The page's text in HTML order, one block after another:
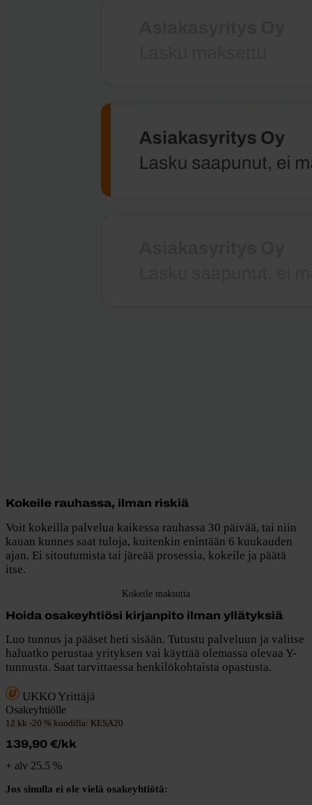
Kokeile rauhassa, ilman riskiä
Voit kokeilla palvelua kaikessa rauhassa 30 päivää, tai niin
kauan kunnes saat tuloja, kuitenkin enintään 6 kuukauden
ajan. Ei sitoutumista tai järeää prosessia, kokeile ja päätä
itse.
Kokeile maksutta
Hoida osakeyhtiösi kirjanpito ilman yllätyksiä
Luo tunnus ja pääset heti sisään. Tutustu palveluun ja valitse
haluatko perustaa yrityksen vai käyttää olemassa olevaa Y-
tunnusta. Saat tarvittaessa henkilökohtaista opastusta.
UKKO Yrittäjä
Osakeyhtiölle
12 kk -20 % koodilla: KESA20
139,90 €/kk
+ alv 25.5 %
Jos sinulla ei ole vielä osakeyhtiötä: